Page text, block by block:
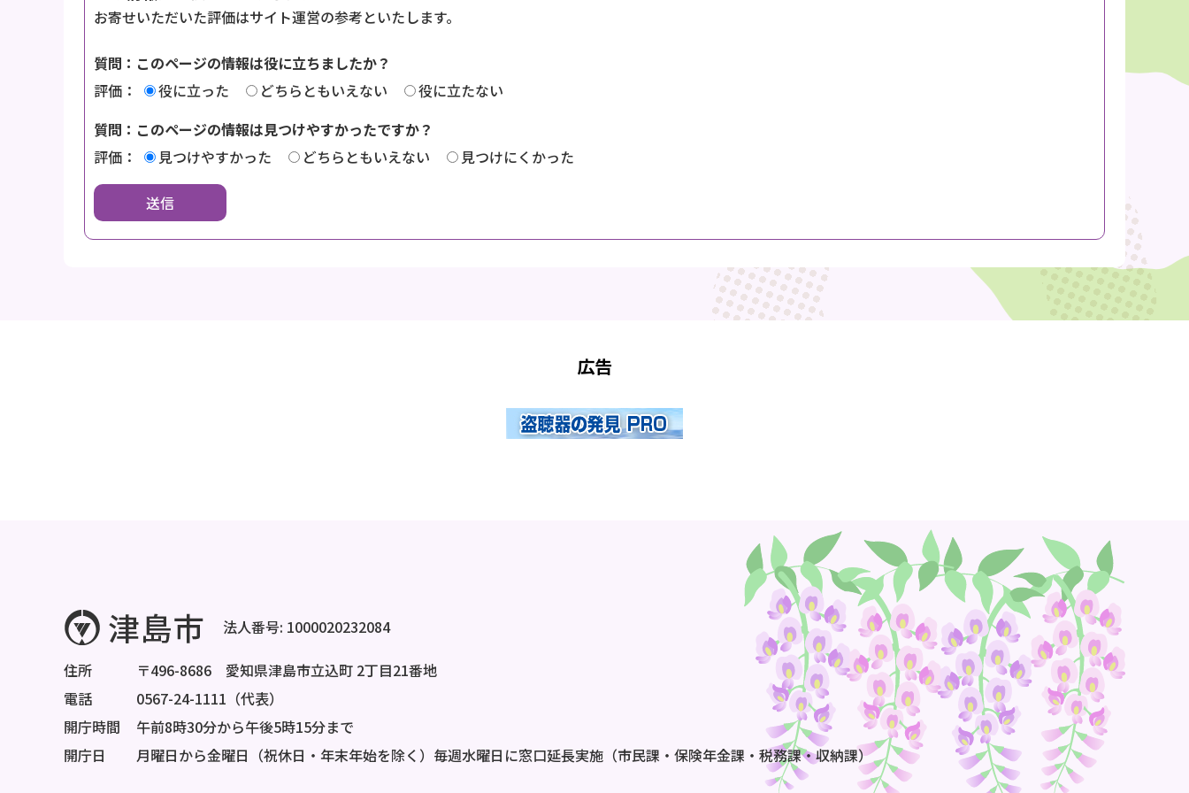
お寄せいただいた評価はサイト運営の参考といたします。
質問：このページの情報は役に立ちましたか？
評価：
役に立った どちらともいえない
役に立たない
質問：このページの情報は見つけやすかったですか？
評価：
見つけやすかった どちらともいえない 見つけにくかった
広告
法人番号: 1000020232084
住所
〒496-8686 愛知県津島市立込町 2丁目21番地
電話
0567-24-1111（代表）
開庁時間
午前8時30分から午後5時15分まで
開庁日
月曜日から金曜日（祝休日・年末年始を除く）毎週水曜日に窓口延長実施（市民課・保険年金課・税務課・収納課）